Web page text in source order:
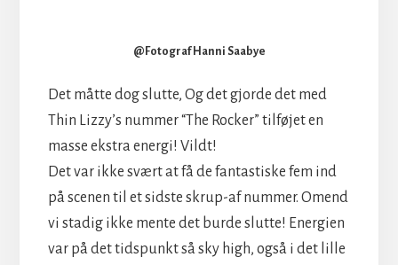
@Fotograf Hanni Saabye
Det måtte dog slutte, Og det gjorde det med
Thin Lizzy’s nummer “The Rocker” tilføjet en
masse ekstra energi! Vildt!
Det var ikke svært at få de fantastiske fem ind
på scenen til et sidste skrup-af nummer. Omend
vi stadig ikke mente det burde slutte! Energien
var på det tidspunkt så sky high, også i det lille